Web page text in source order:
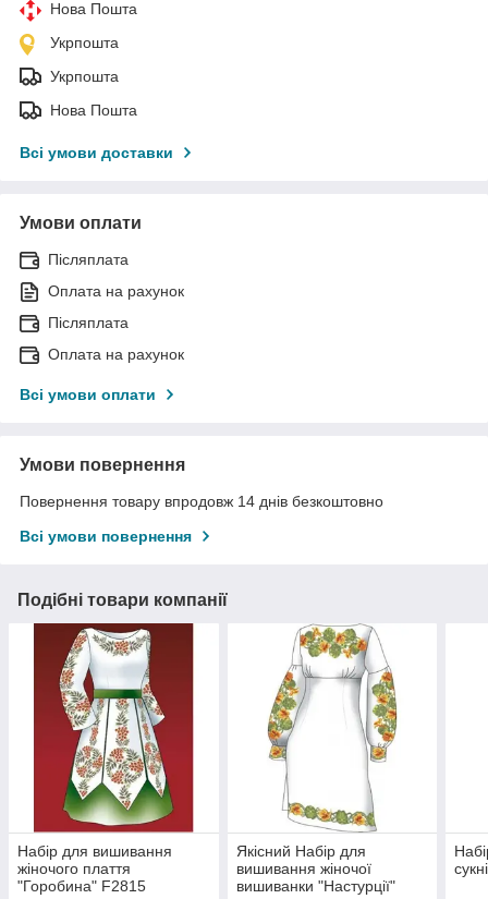
Нова Пошта
Укрпошта
Укрпошта
Нова Пошта
Всі умови доставки
Умови оплати
Післяплата
Оплата на рахунок
Післяплата
Оплата на рахунок
Всі умови оплати
Умови повернення
Повернення товару впродовж 14 днів безкоштовно
Всі умови повернення
Подібні товари компанії
Набір для вишивання
жіночого плаття
"Горобина" F2815
Якісний Набір для
вишивання жіночої
вишиванки "Настурції"